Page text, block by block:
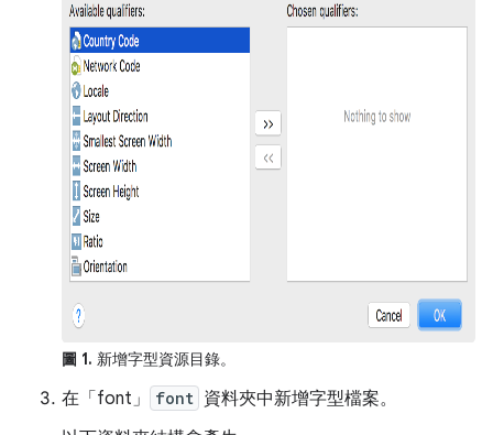
圖 1. 新增字型資源目錄。
在「font」 font 資料夾中新增字型檔案。